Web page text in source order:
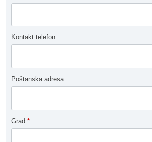
Kontakt telefon
Poštanska adresa
Grad *